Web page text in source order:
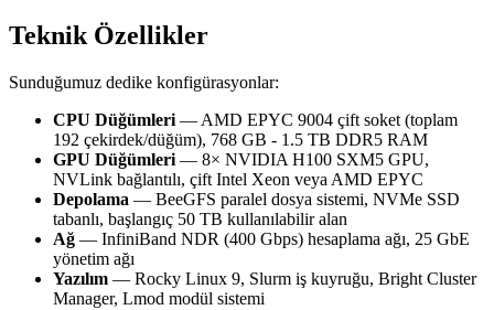
Teknik Özellikler
Sunduğumuz dedike konfigürasyonlar:
CPU Düğümleri — AMD EPYC 9004 çift soket (toplam
192 çekirdek/düğüm), 768 GB - 1.5 TB DDR5 RAM
GPU Düğümleri — 8× NVIDIA H100 SXM5 GPU,
NVLink bağlantılı, çift Intel Xeon veya AMD EPYC
Depolama — BeeGFS paralel dosya sistemi, NVMe SSD
tabanlı, başlangıç 50 TB kullanılabilir alan
Ağ — InfiniBand NDR (400 Gbps) hesaplama ağı, 25 GbE
yönetim ağı
Yazılım — Rocky Linux 9, Slurm iş kuyruğu, Bright Cluster
Manager, Lmod modül sistemi